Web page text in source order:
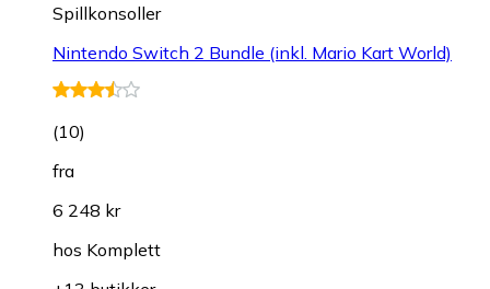
Spillkonsoller
Nintendo Switch 2 Bundle (inkl. Mario Kart World)
(10)
fra
6 248 kr
hos Komplett